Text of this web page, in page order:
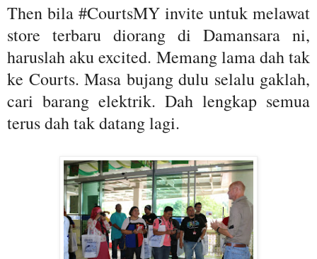
Then bila #CourtsMY invite untuk melawat
store terbaru diorang di Damansara ni,
haruslah aku excited. Memang lama dah tak
ke Courts. Masa bujang dulu selalu gaklah,
cari barang elektrik. Dah lengkap semua
terus dah tak datang lagi.